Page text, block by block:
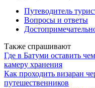
Путеводитель
Вопросы и ответы
Также спрашивают
Где в Батуми оставить
камеру хранения
Как проходить визаран
путешественников